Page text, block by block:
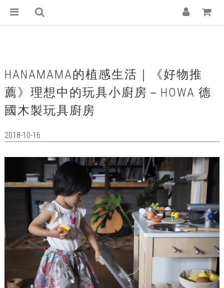
HANAMAMA的植感生活｜《好物推
薦》理想中的玩具小廚房－HOWA 德
國木製玩具廚房
2018-10-16